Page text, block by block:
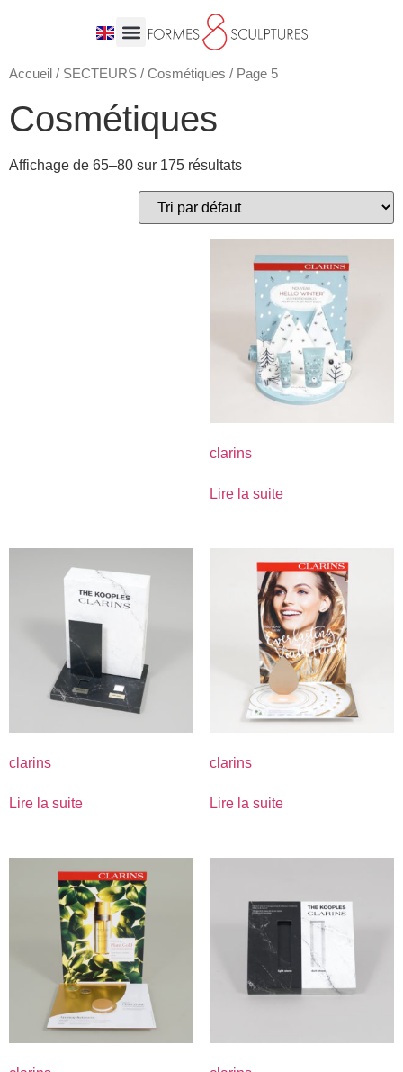
Accueil / SECTEURS / Cosmétiques / Page 5
Cosmétiques
Affichage de 65–80 sur 175 résultats
clarins
Lire la suite
clarins
Lire la suite
clarins
Lire la suite